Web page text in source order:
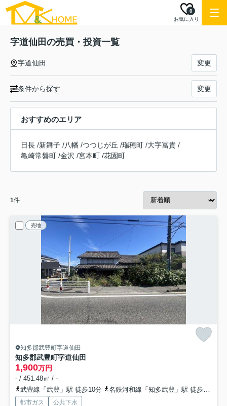
お気に入り
0
字道仙田の売買・投資一覧
字道仙田 変更
条件から探す 変更
おすすめのエリア
日長 /新舞子 /八幡 /つつじが丘 /瑞穂町 /大字冨貴 /
亀崎常盤町 /金沢 /宮本町 /花園町
1件
売地
知多郡武豊町字道仙田
知多郡武豊町字道仙田
1,900万円
- / 451.48㎡ / -
武豊線「武豊」駅 徒歩10分
名鉄河和線「知多武豊」駅 徒歩15分
都市ガス 公共下水